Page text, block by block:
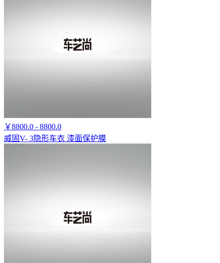
￥8800.0 - 8800.0
威固V- 3隐形车衣 漆面保护膜